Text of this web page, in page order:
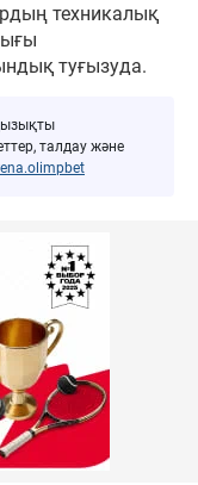
техникалық
туғызуда.
талдау және